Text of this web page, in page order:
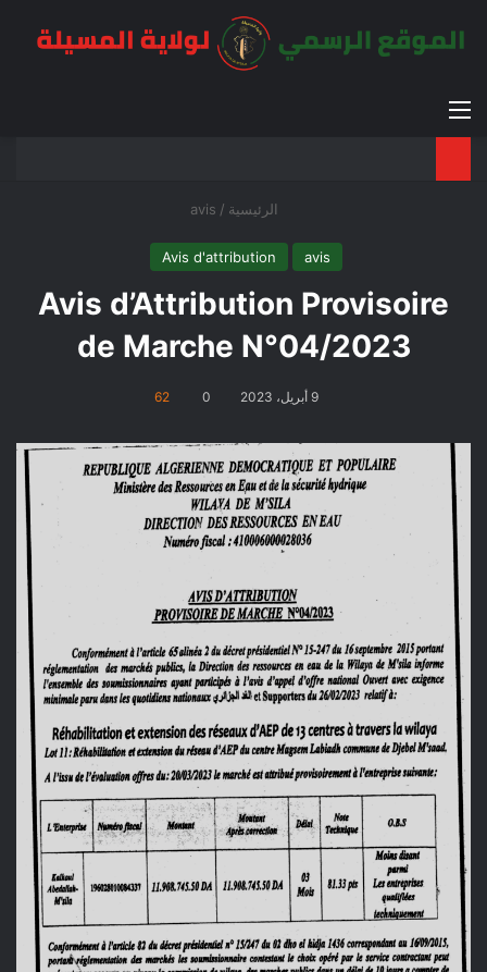
القائمة
الرئيسية /
avis
avis
Avis d'attribution
Avis d’Attribution Provisoire
de Marche N°04/2023
9 أبريل، 2023 0
62